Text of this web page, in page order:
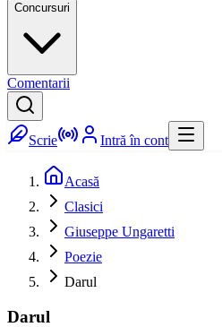
Concursuri
Comentarii
Scrie Intră în cont
Acasă
Clasici
Giuseppe Ungaretti
Poezie
Darul
Darul